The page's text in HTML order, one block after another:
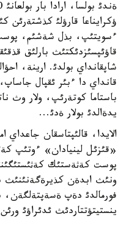
ؤكرايناعا قارؤلئ كذشتةرئن
ءسويتئپ، بذل شةشئم،
قاؤئپسئزدئكتئث بارلئق
شاپقانداي بولدئ. ارينة،
قانداي دا ءبئر ئقپال
باستاما كوتةرئپ، ولار
يدةالدئ بولار ةدئ...
الايدا، قالئپتاسقان جاعداي
«قئزئل لينيادان» ءوتئپ
پوست كةثةستئك
ونئث ابدةن كذيرةگةنئنئث
فورمالدئ دةپ ةسةپتةلگةن،
ينستيتؤتتاردئث ئدئراؤئ ورئن